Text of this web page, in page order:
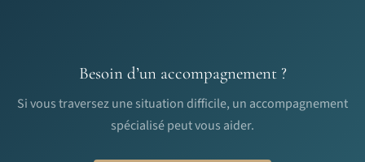
Besoin d’un accompagnement ?
Si vous traversez une situation difficile, un accompagnement
spécialisé peut vous aider.